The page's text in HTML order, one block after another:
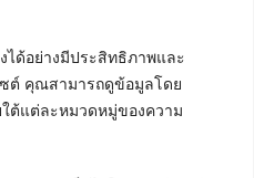
ได้อย่างมีประสิทธิภาพและ
ต์ คุณสามารถดูข้อมูลโดย
ใต้แต่ละหมวดหมู่ของความ